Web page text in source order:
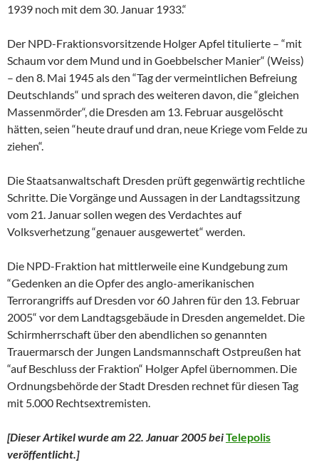
1939 noch mit dem 30. Januar 1933.“
Der NPD-Fraktionsvorsitzende Holger Apfel titulierte – “mit
Schaum vor dem Mund und in Goebbelscher Manier“ (Weiss)
– den 8. Mai 1945 als den “Tag der vermeintlichen Befreiung
Deutschlands“ und sprach des weiteren davon, die “gleichen
Massenmörder“, die Dresden am 13. Februar ausgelöscht
hätten, seien “heute drauf und dran, neue Kriege vom Felde zu
ziehen“.
Die Staatsanwaltschaft Dresden prüft gegenwärtig rechtliche
Schritte. Die Vorgänge und Aussagen in der Landtagssitzung
vom 21. Januar sollen wegen des Verdachtes auf
Volksverhetzung “genauer ausgewertet“ werden.
Die NPD-Fraktion hat mittlerweile eine Kundgebung zum
“Gedenken an die Opfer des anglo-amerikanischen
Terrorangriffs auf Dresden vor 60 Jahren für den 13. Februar
2005“ vor dem Landtagsgebäude in Dresden angemeldet. Die
Schirmherrschaft über den abendlichen so genannten
Trauermarsch der Jungen Landsmannschaft Ostpreußen hat
“auf Beschluss der Fraktion“ Holger Apfel übernommen. Die
Ordnungsbehörde der Stadt Dresden rechnet für diesen Tag
mit 5.000 Rechtsextremisten.
[Dieser Artikel wurde am 22. Januar 2005 beiTelepolis
veröffentlicht.]